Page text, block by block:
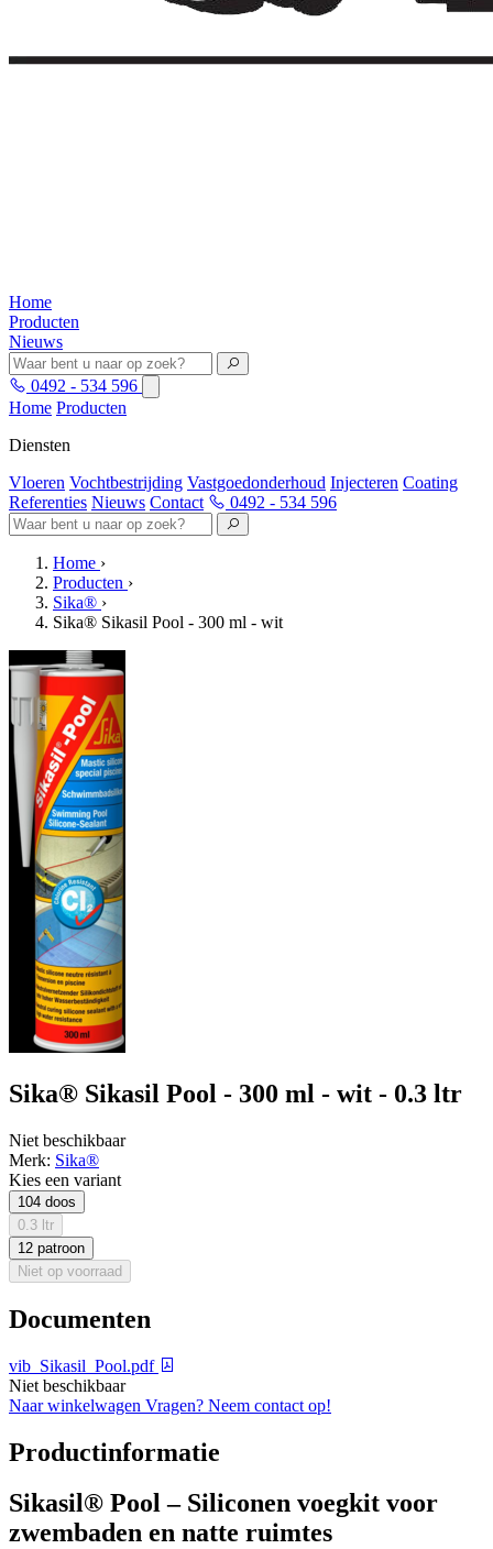
Home
Producten
Nieuws
0492 - 534 596
Home Producten
Diensten
Vloeren Vochtbestrijding Vastgoedonderhoud Injecteren Coating
Referenties Nieuws Contact 0492 - 534 596
Home ›
Producten ›
Sika® ›
Sika® Sikasil Pool - 300 ml - wit
Sika® Sikasil Pool - 300 ml - wit - 0.3 ltr
Niet beschikbaar
Merk: Sika®
Kies een variant
104 doos
0.3 ltr
12 patroon
Niet op voorraad
Documenten
vib_Sikasil_Pool.pdf
Niet beschikbaar
Naar winkelwagen Vragen? Neem contact op!
Productinformatie
Sikasil® Pool – Siliconen voegkit voor
zwembaden en natte ruimtes